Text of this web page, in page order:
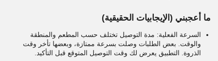
ما أعجبني (الإيجابيات الحقيقية)
السرعة الفعلية: مدة التوصيل تختلف حسب المطعم والمنطقة
والوقت. بعض الطلبات وصلت بسرعة ممتازة، وبعضها تأخر وقت
الذروة. التطبيق يعرض لك وقت التوصيل المتوقع قبل التأكيد.